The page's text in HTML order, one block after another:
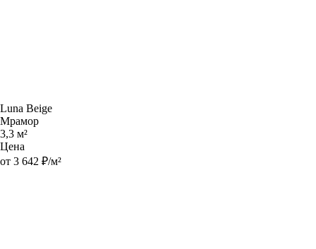
Luna Beige
Мрамор
3,3 м²
Цена
от 3 642 ₽/м²